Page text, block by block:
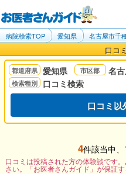
病院検索TOP 愛知県 名古屋市千
口コ
愛知県 名
口コミ検索
口コミ以
4件該当中、
口コミは投稿された方の体験談です
さい。「お医者さんガイド」が保証